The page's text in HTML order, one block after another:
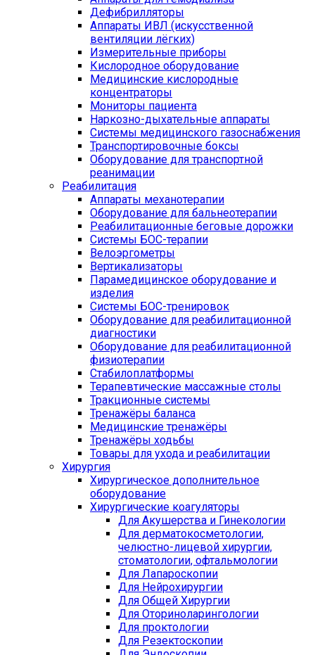
Дефибрилляторы
Аппараты ИВЛ (искусственной
вентиляции лёгких)
Измерительные приборы
Кислородное оборудование
Медицинские кислородные
концентраторы
Мониторы пациента
Наркозно-дыхательные аппараты
Системы медицинского газоснабжения
Транспортировочные боксы
Оборудование для транспортной
реанимации
Реабилитация
Аппараты механотерапии
Оборудование для бальнеотерапии
Реабилитационные беговые дорожки
Системы БОС-терапии
Велоэргометры
Вертикализаторы
Парамедицинское оборудование и
изделия
Системы БОС-тренировок
Оборудование для реабилитационной
диагностики
Оборудование для реабилитационной
физиотерапии
Стабилоплатформы
Терапевтические массажные столы
Тракционные системы
Тренажёры баланса
Медицинские тренажёры
Тренажёры ходьбы
Товары для ухода и реабилитации
Хирургия
Хирургическое дополнительное
оборудование
Хирургические коагуляторы
Для Акушерства и Гинекологии
Для дерматокосметологии,
челюстно-лицевой хирургии,
стоматологии, офтальмологии
Для Лапароскопии
Для Нейрохирургии
Для Общей Хирургии
Для Оториноларингологии
Для проктологии
Для Резектоскопии